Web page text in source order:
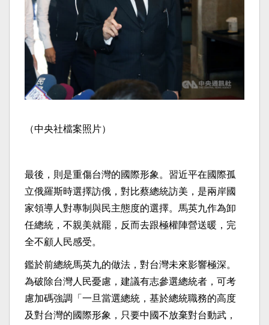
（中央社檔案照片）
最後，則是重傷台灣的國際形象。習近平在國際孤
立俄羅斯時選擇訪俄，對比蔡總統訪美，是兩岸國
家領導人對專制與民主態度的選擇。馬英九作為卸
任總統，不親美就罷，反而去跟極權陣營送暖，完
全不顧人民感受。
鑑於前總統馬英九的做法，對台灣未來影響極深。
為破除台灣人民憂慮，建議有志參選總統者，可考
慮加碼強調「一旦當選總統，基於總統職務的高度
及對台灣的國際形象，只要中國不放棄對台動武，